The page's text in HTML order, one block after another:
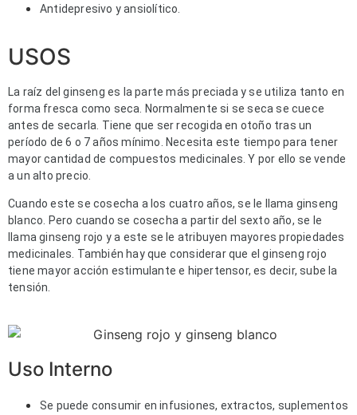
Antidepresivo y ansiolítico.
USOS
La raíz del ginseng es la parte más preciada y se utiliza tanto en
forma fresca como seca. Normalmente si se seca se cuece
antes de secarla. Tiene que ser recogida en otoño tras un
período de 6 o 7 años mínimo. Necesita este tiempo para tener
mayor cantidad de compuestos medicinales. Y por ello se vende
a un alto precio.
Cuando este se cosecha a los cuatro años, se le llama ginseng
blanco. Pero cuando se cosecha a partir del sexto año, se le
llama ginseng rojo y a este se le atribuyen mayores propiedades
medicinales. También hay que considerar que el ginseng rojo
tiene mayor acción estimulante e hipertensor, es decir, sube la
tensión.
Uso Interno
Se puede consumir en infusiones, extractos, suplementos